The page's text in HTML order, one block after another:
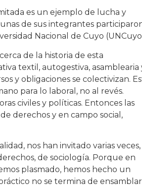
es un ejemplo de lucha y
de sus integrantes
Nacional de Cuyo
de la historia de esta
textil, autogestiva, asamblearia
y obligaciones se colectivizan.
para lo laboral, no al revés.
civiles y políticas. Entonces las
derechos y en campo social,
nos han invitado varias veces,
de sociología. Porque en
plasmado, hemos hecho un
no se termina de